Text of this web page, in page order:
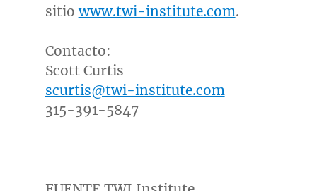
sitiowww.twi-institute.com.
Contacto:
Scott Curtis
scurtis@twi-institute.com
315-391-5847